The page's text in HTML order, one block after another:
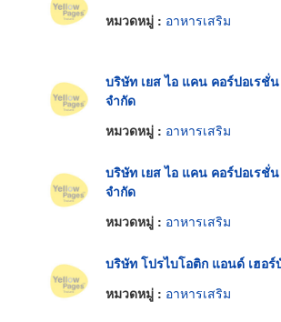
หมวดหมู่ : อาหารเสริม
บริษัท เยส ไอ แคน คอร์ปอเรชั่
จำกัด
หมวดหมู่ : อาหารเสริม
บริษัท เยส ไอ แคน คอร์ปอเรชั่
จำกัด
หมวดหมู่ : อาหารเสริม
บริษัท โปรไบโอติก แอนด์ เฮอร์
หมวดหมู่ : อาหารเสริม